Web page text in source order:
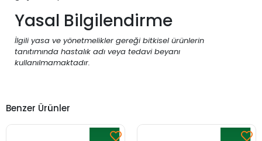
Yasal Bilgilendirme
İlgili yasa ve yönetmelikler gereği bitkisel ürünlerin
tanıtımında hastalık adı veya tedavi beyanı
kullanılmamaktadır.
Benzer Ürünler